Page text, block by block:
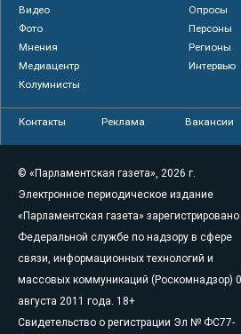
Видео
Опросы
Фото
Персоны
Мнения
Регионы
Медиацентр
Интервью
Колумнисты
Контакты Реклама Вакансии
© «Парламентская газета», 2026 г.
Электронное периодическое издание
«Парламентская газета» зарегистрировано
Федеральной службе по надзору в сфере
связи, информационных технологий и
массовых коммуникаций (Роскомнадзор)
августа 2011 года. 18+
Свидетельство о регистрации Эл № ФС77-